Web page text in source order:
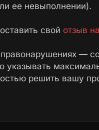
ее невыполнении).
свой отзыв
—
указывать
решить вашу